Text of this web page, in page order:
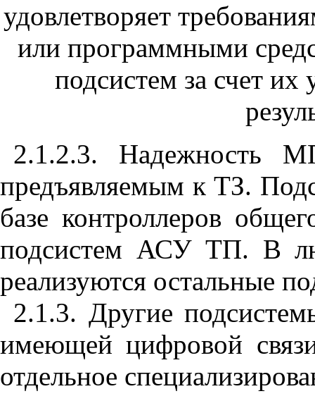
удовлетворяет
или программными
подсистем за счет их
2.1.2.3. Надежность
предъявляемым к ТЗ.
базе контроллеров
подсистем АСУ ТП. В
реализуются остальные
2.1.3. Другие
имеющей цифровой
отдельное